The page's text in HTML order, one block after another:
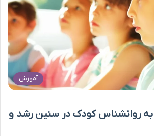
آموزش
روانشناس کودک در سنین رشد و